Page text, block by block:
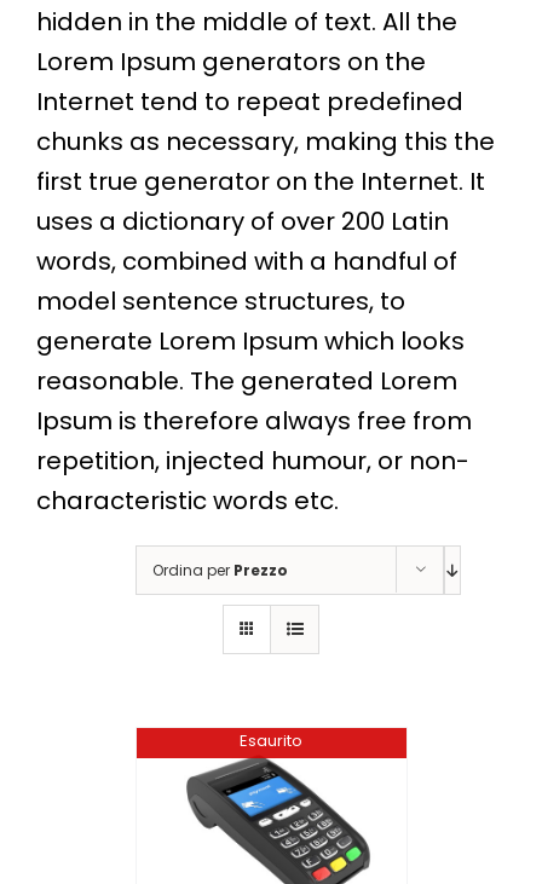
hidden in the middle of text. All the
Lorem Ipsum generators on the
Internet tend to repeat predefined
chunks as necessary, making this the
first true generator on the Internet. It
uses a dictionary of over 200 Latin
words, combined with a handful of
model sentence structures, to
generate Lorem Ipsum which looks
reasonable. The generated Lorem
Ipsum is therefore always free from
repetition, injected humour, or non-
characteristic words etc.
Ordina per Prezzo
Esaurito